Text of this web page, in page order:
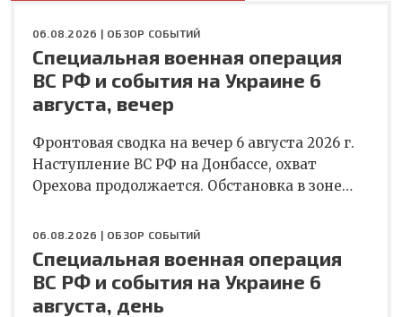
06.08.2026 | ОБЗОР СОБЫТИЙ
Специальная военная операция
ВС РФ и события на Украине 6
августа, вечер
Фронтовая сводка на вечер 6 августа 2026 г.
Наступление ВС РФ на Донбассе, охват
Орехова продолжается. Обстановка в зоне…
06.08.2026 | ОБЗОР СОБЫТИЙ
Специальная военная операция
ВС РФ и события на Украине 6
августа, день